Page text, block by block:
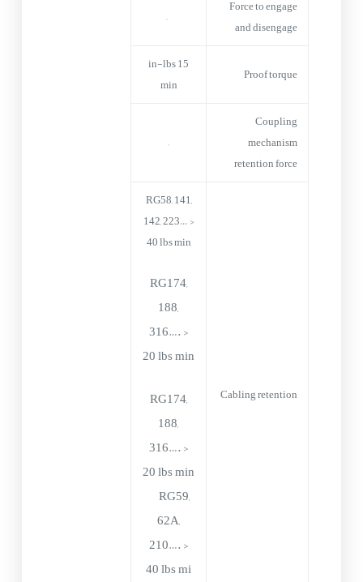
Force to engage
and disengage
–
Proof torque
15 in-lbs
min
Coupling
mechanism
retention force
–
Cabling retention
RG58, 141,
142, 223… >
40 lbs min
RG174,
188,
316…. >
20 lbs min
RG174,
188,
316…. >
20 lbs min
RG59,
62A,
210…. >
40 lbs mi